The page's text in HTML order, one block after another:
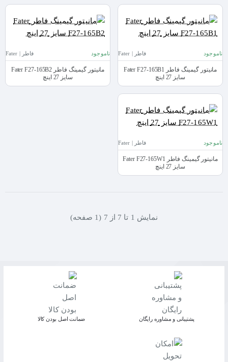
ناموجود فاطر | Fater
مانیتور گیمینگ فاطر Fater F27-165B1
سایز 27 اینچ
ناموجود فاطر | Fater
مانیتور گیمینگ فاطر Fater F27-165B2
سایز 27 اینچ
ناموجود فاطر | Fater
مانیتور گیمینگ فاطر Fater F27-165W1
سایز 27 اینچ
نمايش 1 تا 7 از 7 (1 صفحه)
پشتیبانی و مشاوره رایگان ﺿﻤﺎﻧﺖ اﺻﻞ ﺑﻮدن ﮐﺎﻟﺎ